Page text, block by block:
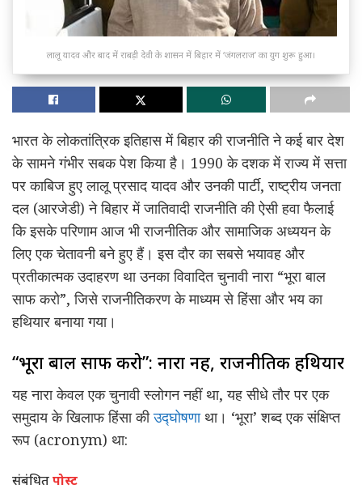
लालू यादव और बाद में राबड़ी देवी के शासन में बिहार में ‘जंगलराज’ का युग शुरू हुआ।
भारत के लोकतांत्रिक इतिहास में बिहार की राजनीति ने कई बार देश
के सामने गंभीर सबक पेश किया है। 1990 के दशक में राज्य में सत्ता
पर काबिज हुए लालू प्रसाद यादव और उनकी पार्टी, राष्ट्रीय जनता
दल (आरजेडी) ने बिहार में जातिवादी राजनीति की ऐसी हवा फैलाई
कि इसके परिणाम आज भी राजनीतिक और सामाजिक अध्ययन के
लिए एक चेतावनी बने हुए हैं। इस दौर का सबसे भयावह और
प्रतीकात्मक उदाहरण था उनका विवादित चुनावी नारा “भूरा बाल
साफ करो”, जिसे राजनीतिकरण के माध्यम से हिंसा और भय का
हथियार बनाया गया।
“भूरा बाल साफ करो”: नारा नहीं, राजनीतिक हथियार
यह नारा केवल एक चुनावी स्लोगन नहीं था, यह सीधे तौर पर एक
समुदाय के खिलाफ हिंसा कीउद्घोषणाथा। ‘भूरा’ शब्द एक संक्षिप्त
रूप (acronym) था:
संबंधितपोस्ट